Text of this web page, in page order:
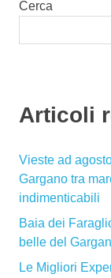
Cerca
Articoli
Vieste ad
Gargano tra
indimenticabili
Baia dei
belle del
Le Migliori